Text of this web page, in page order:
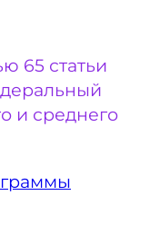
65 статьи
и среднего